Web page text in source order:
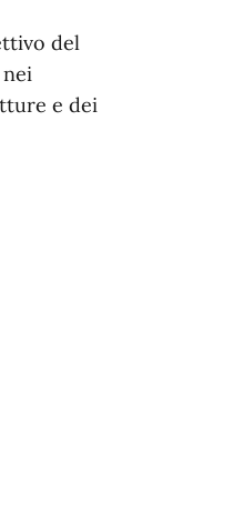
del
e dei